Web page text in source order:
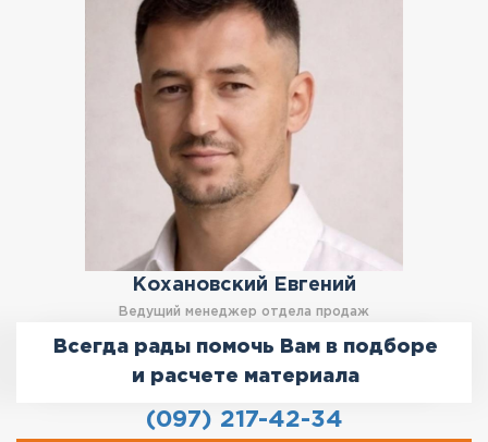
Кохановский Евгений
Ведущий менеджер отдела продаж
Всегда рады помочь Вам в подборе
и расчете материала
(097) 217-42-34